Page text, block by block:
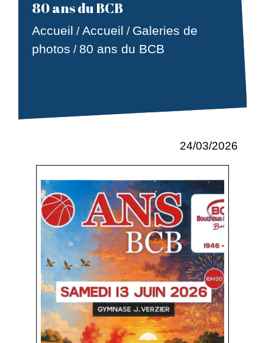
80 ans du BCB
Accueil /Accueil / Galeries de
photos / 80 ans du BCB
24/03/2026